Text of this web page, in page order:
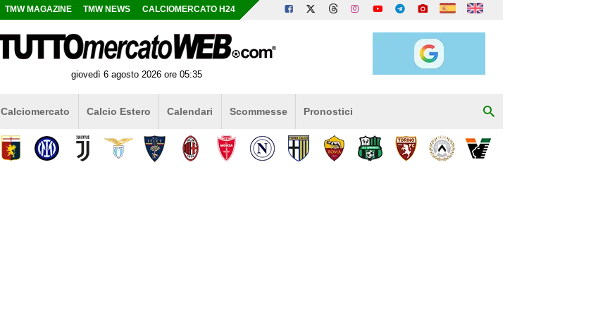
TMW MAGAZINE TMW NEWS CALCIOMERCATO H24
giovedì 6 agosto 2026 ore 05:35
Calciomercato Calcio Estero Calendari Scommesse Pronostici